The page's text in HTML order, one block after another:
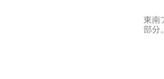
東南
部分。